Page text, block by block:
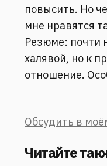
повысить. Но
мне нравятся
Резюме: почти
халявой, но к
отношение.
Обсудить в
Читайте